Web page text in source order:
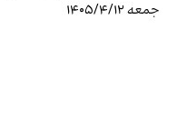
جمعه ۱۴۰۵/۴/۱۲